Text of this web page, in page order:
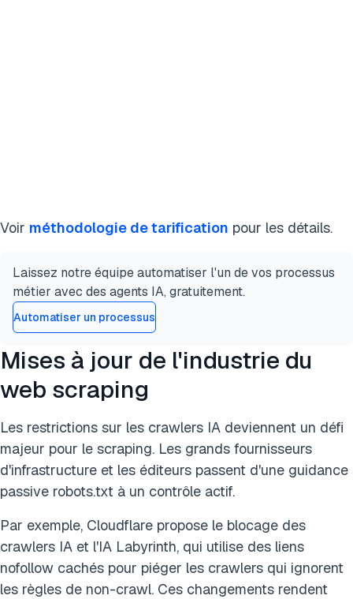
Voir méthodologie de tarification pour les détails.
Laissez notre équipe automatiser l'un de vos processus
métier avec des agents IA, gratuitement.
Automatiser un processus
Mises à jour de l'industrie du
web scraping
Les restrictions sur les crawlers IA deviennent un défi
majeur pour le scraping. Les grands fournisseurs
d'infrastructure et les éditeurs passent d'une guidance
passive robots.txt à un contrôle actif.
Par exemple, Cloudflare propose le blocage des
crawlers IA et l'IA Labyrinth, qui utilise des liens
nofollow cachés pour piéger les crawlers qui ignorent
les règles de non-crawl. Ces changements rendent